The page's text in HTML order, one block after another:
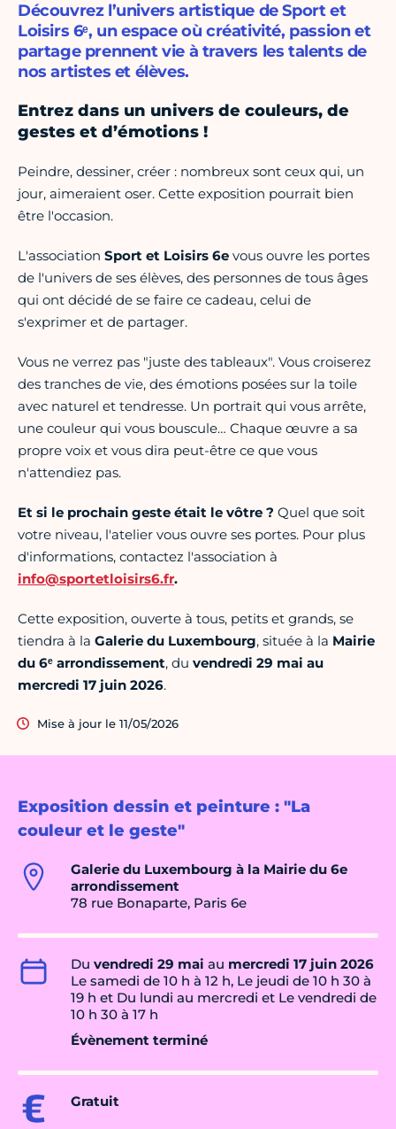
Exposition dessin et peinture : "La
couleur et le geste"
Galerie du Luxembourg à la Mairie du 6e
arrondissement
78 rue Bonaparte, Paris 6e
Du vendredi 29 mai au mercredi 17 juin 2026
Le samedi de 10 h à 12 h, Le jeudi de 10 h 30 à
19 h et Du lundi au mercredi et Le vendredi de
10 h 30 à 17 h
Évènement terminé
Gratuit
Découvrez l’univers artistique de Sport et
Loisirs 6ᵉ, un espace où créativité, passion et
partage prennent vie à travers les talents de
nos artistes et élèves.
Entrez dans un univers de couleurs, de
gestes et d’émotions !
Peindre, dessiner, créer : nombreux sont ceux qui, un
jour, aimeraient oser. Cette exposition pourrait bien
être l'occasion.
L'association Sport et Loisirs 6e vous ouvre les portes
de l'univers de ses élèves, des personnes de tous âges
qui ont décidé de se faire ce cadeau, celui de
s'exprimer et de partager.
Vous ne verrez pas "juste des tableaux". Vous croiserez
des tranches de vie, des émotions posées sur la toile
avec naturel et tendresse. Un portrait qui vous arrête,
une couleur qui vous bouscule… Chaque œuvre a sa
propre voix et vous dira peut-être ce que vous
n'attendiez pas.
Et si le prochain geste était le vôtre ? Quel que soit
votre niveau, l'atelier vous ouvre ses portes. Pour plus
d'informations, contactez l'association à
info@sportetloisirs6.fr.
Cette exposition, ouverte à tous, petits et grands, se
tiendra à la Galerie du Luxembourg, située à la Mairie
du 6ᵉ arrondissement, du vendredi 29 mai au
mercredi 17 juin 2026.
Mise à jour le 11/05/2026